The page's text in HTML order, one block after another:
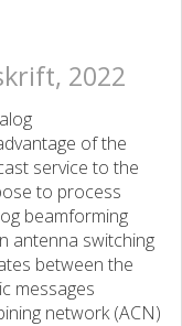
2022
of the
service to the
to process
beamforming
antenna switching
between the
messages
network (ACN)